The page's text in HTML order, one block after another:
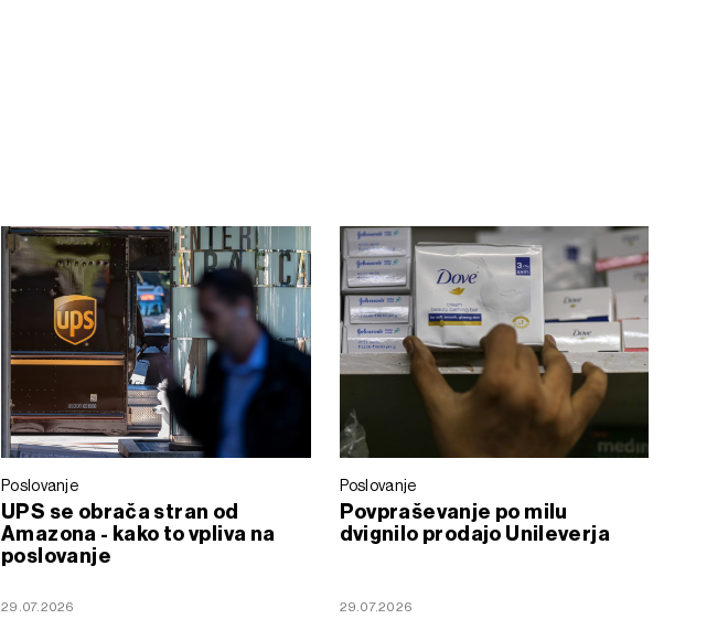
Poslovanje
UPS se obrača stran od
Amazona - kako to vpliva na
poslovanje
29.07.2026
Poslovanje
Povpraševanje po milu
dvignilo prodajo Unileverja
29.07.2026